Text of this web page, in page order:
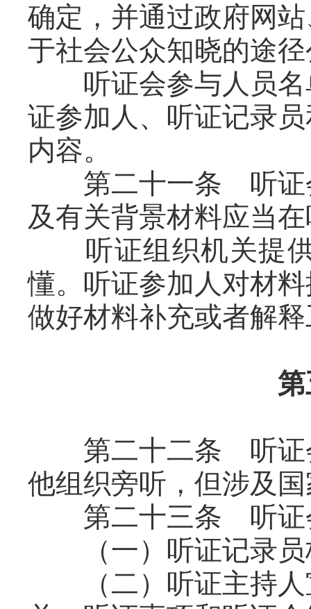
确定，并通过政府网
于社会公众知晓的途
听证会参与人员名
证参加人、听证记录
内容。
第二十一条 听证会
及有关背景材料应当
听证组织机关提供
懂。听证参加人对材
做好材料补充或者解
第二十二条 听证会
他组织旁听，但涉及
第二十三条 听证
（一）听证记录员
（二）听证主持人